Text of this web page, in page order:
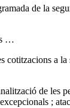
de la
…
cotitzacions a
de les
;